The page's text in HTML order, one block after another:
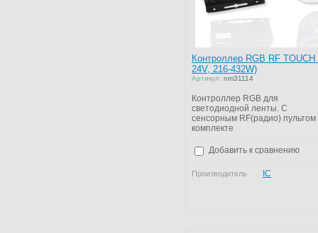
Контроллер RGB RF TOUCH
24V, 216-432W)
Артикул: nm31114
Контроллер RGB для
светодиодной ленты. С
сенсорным RF(радио) пультом
комплекте
Добавить к сравнению
Производитель IC